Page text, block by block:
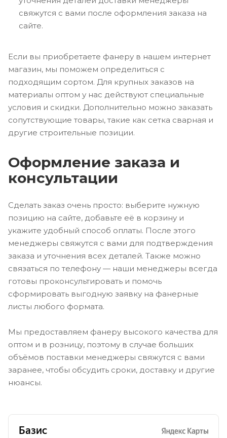
свяжутся с вами после оформления заказа на
сайте.
Если вы приобретаете фанеру в нашем интернет
магазин, мы поможем определиться с
подходящим сортом. Для крупных заказов на
материалы оптом у нас действуют специальные
условия и скидки. Дополнительно можно заказать
сопутствующие товары, такие как сетка сварная и
другие строительные позиции.
Оформление заказа и
консультации
Сделать заказ очень просто: выберите нужную
позицию на сайте, добавьте её в корзину и
укажите удобный способ оплаты. После этого
менеджеры свяжутся с вами для подтверждения
заказа и уточнения всех деталей. Также можно
связаться по телефону — наши менеджеры всегда
готовы проконсультировать и помочь
сформировать выгодную заявку на фанерные
листы любого формата.
Мы предоставляем фанеру высокого качества для
оптом и в розницу, поэтому в случае больших
объёмов поставки менеджеры свяжутся с вами
заранее, чтобы обсудить сроки, доставку и другие
нюансы.